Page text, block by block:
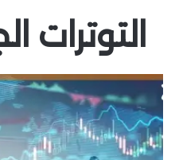
التوترات